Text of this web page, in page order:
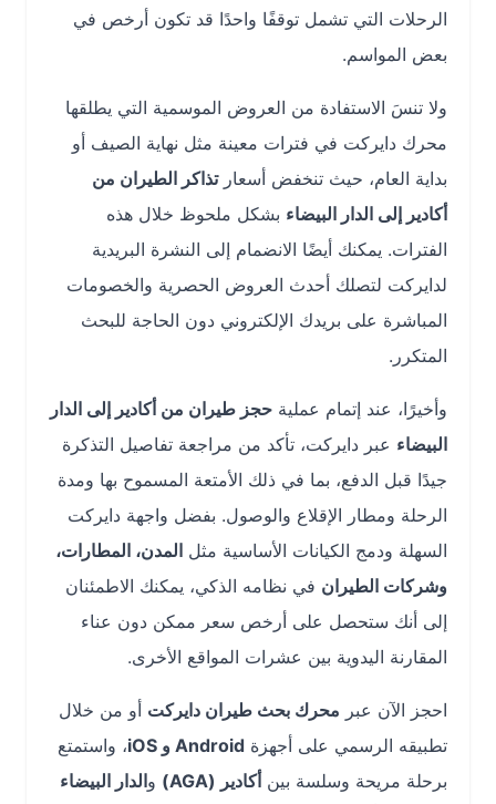
الرحلات التي تشمل توقفًا واحدًا قد تكون أرخص في
بعض المواسم.
ولا تنسَ الاستفادة من العروض الموسمية التي يطلقها
محرك دايركت في فترات معينة مثل نهاية الصيف أو
بداية العام، حيث تنخفض أسعارتذاكر الطيران من
أكادير إلى الدار البيضاءبشكل ملحوظ خلال هذه
الفترات. يمكنك أيضًا الانضمام إلى النشرة البريدية
لدايركت لتصلك أحدث العروض الحصرية والخصومات
المباشرة على بريدك الإلكتروني دون الحاجة للبحث
المتكرر.
وأخيرًا، عند إتمام عمليةحجز طيران من أكادير إلى الدار
البيضاءعبر دايركت، تأكد من مراجعة تفاصيل التذكرة
جيدًا قبل الدفع، بما في ذلك الأمتعة المسموح بها ومدة
الرحلة ومطار الإقلاع والوصول. بفضل واجهة دايركت
السهلة ودمج الكيانات الأساسية مثلالمدن، المطارات،
وشركات الطيرانفي نظامه الذكي، يمكنك الاطمئنان
إلى أنك ستحصل على أرخص سعر ممكن دون عناء
المقارنة اليدوية بين عشرات المواقع الأخرى.
احجز الآن عبرمحرك بحث طيران دايركتأو من خلال
تطبيقه الرسمي على أجهزةAndroid و iOS
، واستمتع
برحلة مريحة وسلسة بينأكادير (AGA) والدار البيضاء